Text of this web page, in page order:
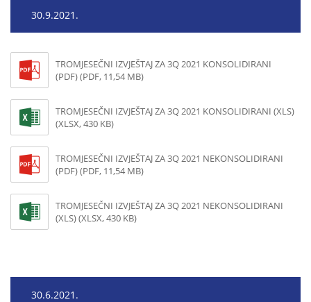
30.9.2021.
TROMJESEČNI IZVJEŠTAJ ZA 3Q 2021 KONSOLIDIRANI
(PDF) (PDF, 11,54 MB)
TROMJESEČNI IZVJEŠTAJ ZA 3Q 2021 KONSOLIDIRANI (XLS)
(XLSX, 430 KB)
TROMJESEČNI IZVJEŠTAJ ZA 3Q 2021 NEKONSOLIDIRANI
(PDF) (PDF, 11,54 MB)
TROMJESEČNI IZVJEŠTAJ ZA 3Q 2021 NEKONSOLIDIRANI
(XLS) (XLSX, 430 KB)
30.6.2021.